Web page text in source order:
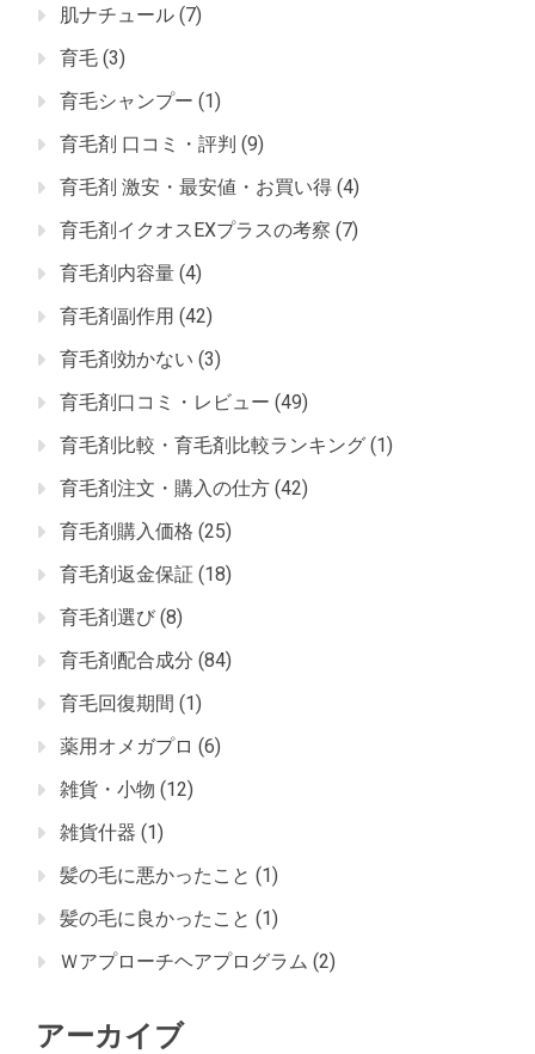
肌ナチュール (7)
育毛 (3)
育毛シャンプー (1)
育毛剤 口コミ・評判 (9)
育毛剤 激安・最安値・お買い得 (4)
育毛剤イクオスEXプラスの考察 (7)
育毛剤内容量 (4)
育毛剤副作用 (42)
育毛剤効かない (3)
育毛剤口コミ・レビュー (49)
育毛剤比較・育毛剤比較ランキング (1)
育毛剤注文・購入の仕方 (42)
育毛剤購入価格 (25)
育毛剤返金保証 (18)
育毛剤選び (8)
育毛剤配合成分 (84)
育毛回復期間 (1)
薬用オメガプロ (6)
雑貨・小物 (12)
雑貨什器 (1)
髪の毛に悪かったこと (1)
髪の毛に良かったこと (1)
Ｗアプローチヘアプログラム (2)
アーカイブ